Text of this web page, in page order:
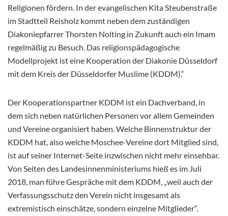
Religionen fördern. In der evangelischen Kita Steubenstraße
im Stadtteil Reisholz kommt neben dem zuständigen
Diakoniepfarrer Thorsten Nolting in Zukunft auch ein Imam
regelmäßig zu Besuch. Das religionspädagogische
Modellprojekt ist eine Kooperation der Diakonie Düsseldorf
mit dem Kreis der Düsseldorfer Muslime (KDDM).“
Der Kooperationspartner KDDM ist ein Dachverband, in
dem sich neben natürlichen Personen vor allem Gemeinden
und Vereine organisiert haben. Welche Binnenstruktur der
KDDM hat, also welche Moschee-Vereine dort Mitglied sind,
ist auf seiner Internet-Seite inzwischen nicht mehr einsehbar.
Von Seiten des Landesinnenministeriums hieß es im Juli
2018, man führe Gespräche mit dem KDDM, „weil auch der
Verfassungsschutz den Verein nicht insgesamt als
extremistisch einschätze, sondern einzelne Mitglieder“.